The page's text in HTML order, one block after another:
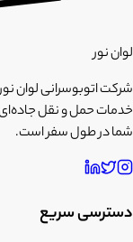
لوان نور
خدمات حمل و نقل
شما در طول سفر است.
دسترسی سریع